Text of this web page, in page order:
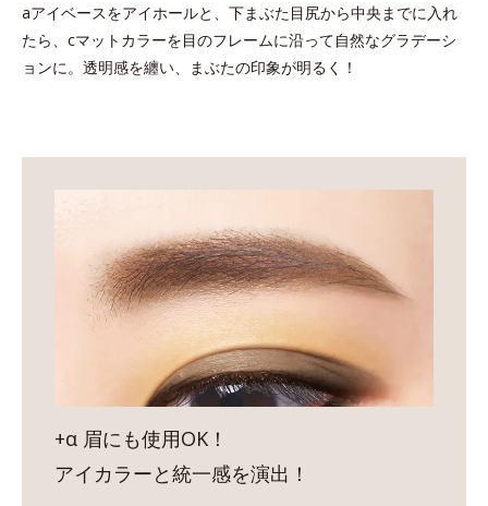
aアイベースをアイホールと、下まぶた目尻から中央までに入れ
たら、cマットカラーを目のフレームに沿って自然なグラデーシ
ョンに。透明感を纏い、まぶたの印象が明るく！
+α 眉にも使用OK！
アイカラーと統一感を演出！